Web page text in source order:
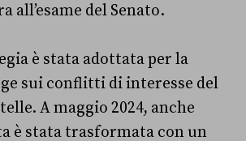
all’esame del Senato.
è stata adottata per la
sui conflitti di interesse del
A maggio 2024, anche
è stata trasformata con un